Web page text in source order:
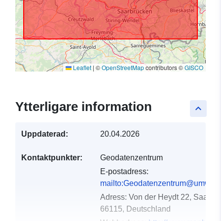
Leaflet | ©OpenStreetMapcontributors ©GISCO
keyboard_arrow_up
Ytterligare information
Uppdaterad: 20.04.2026
Kontaktpunkter:
Geodatenzentrum
E-postadress:
Adress: Von der Heydt 22,
66115, Deutschland